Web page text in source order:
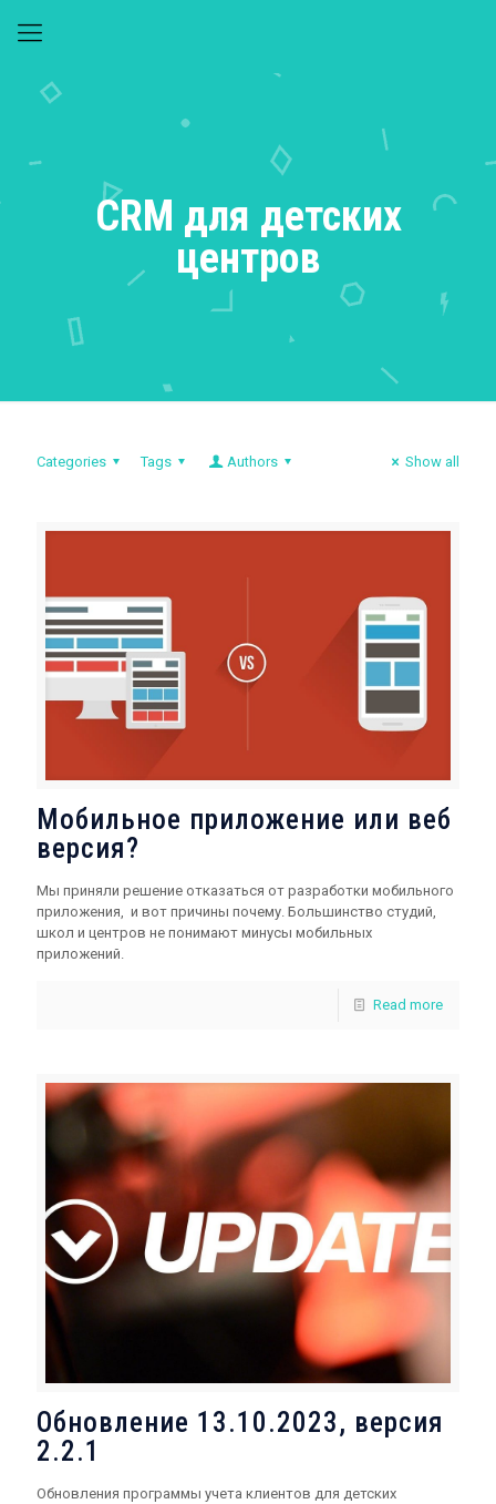
CRM для детских
центров
Categories Tags Authors Show all
Мобильное приложение или веб
версия?
Мы приняли решение отказаться от разработки мобильного
приложения, и вот причины почему. Большинство студий,
школ и центров не понимают минусы мобильных
приложений.
Read more
Обновление 13.10.2023, версия
2.2.1
Обновления программы учета клиентов для детских